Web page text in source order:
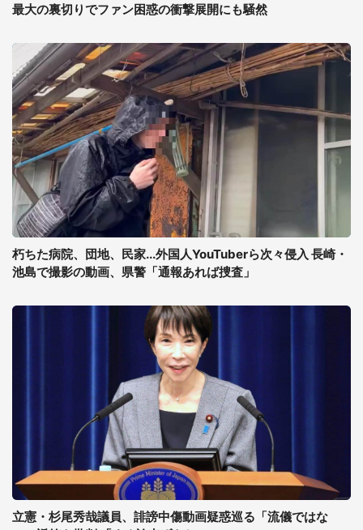
最大の裏切りでファン困惑の衝撃展開にも騒然
朽ちた病院、団地、民家...外国人YouTuberら次々侵入 長崎・
池島で撮影の動画、県警「通報あれば捜査」
立憲・杉尾秀哉議員、誹謗中傷動画疑惑巡る「流儀ではな